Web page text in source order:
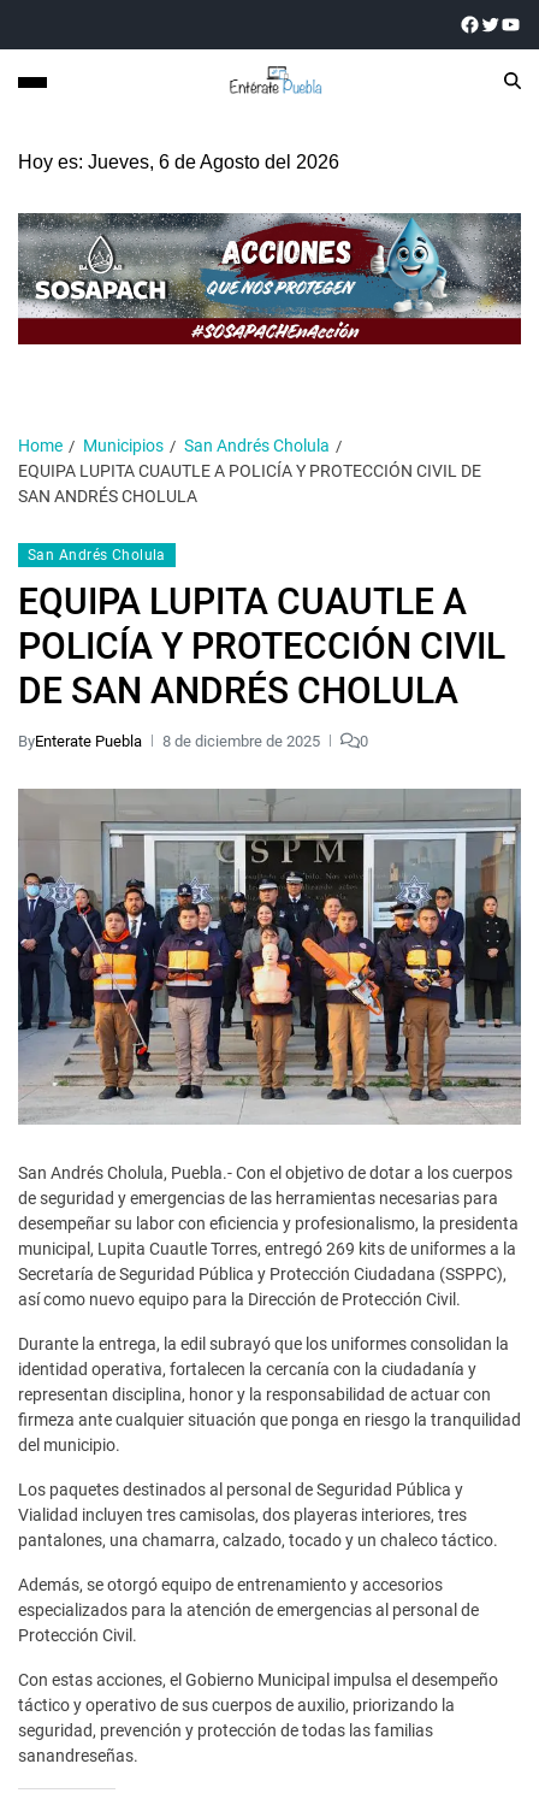
Hoy es: Jueves, 6 de Agosto del 2026
Home Municipios
San Andrés Cholula
EQUIPA LUPITA CUAUTLE A POLICÍA Y PROTECCIÓN CIVIL DE
SAN ANDRÉS CHOLULA
San Andrés Cholula
EQUIPA LUPITA CUAUTLE A
POLICÍA Y PROTECCIÓN CIVIL
DE SAN ANDRÉS CHOLULA
ByEnterate Puebla 8 de diciembre de 2025 0
San Andrés Cholula, Puebla.- Con el objetivo de dotar a los cuerpos
de seguridad y emergencias de las herramientas necesarias para
desempeñar su labor con eficiencia y profesionalismo, la presidenta
municipal, Lupita Cuautle Torres, entregó 269 kits de uniformes a la
Secretaría de Seguridad Pública y Protección Ciudadana (SSPPC),
así como nuevo equipo para la Dirección de Protección Civil.
Durante la entrega, la edil subrayó que los uniformes consolidan la
identidad operativa, fortalecen la cercanía con la ciudadanía y
representan disciplina, honor y la responsabilidad de actuar con
firmeza ante cualquier situación que ponga en riesgo la tranquilidad
del municipio.
Los paquetes destinados al personal de Seguridad Pública y
Vialidad incluyen tres camisolas, dos playeras interiores, tres
pantalones, una chamarra, calzado, tocado y un chaleco táctico.
Además, se otorgó equipo de entrenamiento y accesorios
especializados para la atención de emergencias al personal de
Protección Civil.
Con estas acciones, el Gobierno Municipal impulsa el desempeño
táctico y operativo de sus cuerpos de auxilio, priorizando la
seguridad, prevención y protección de todas las familias
sanandreseñas.